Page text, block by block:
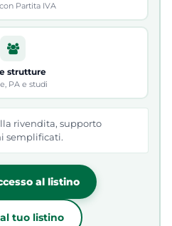
Partita IVA
strutture
PA e studi
rivendita, supporto
semplificati.
al listino
tuo listino